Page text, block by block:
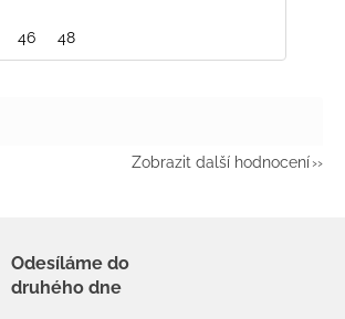
146/152
46 48
Zobrazit další hodnocení
Odesíláme do
druhého dne